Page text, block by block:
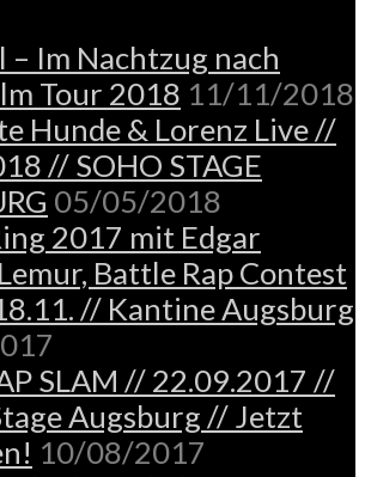
– Im Nachtzug nach
Tour 2018 11/11/2018
Hunde & Lorenz Live //
// SOHO STAGE
05/05/2018
2017 mit Edgar
Battle Rap Contest
// Kantine Augsburg
SLAM // 22.09.2017 //
Augsburg // Jetzt
10/08/2017